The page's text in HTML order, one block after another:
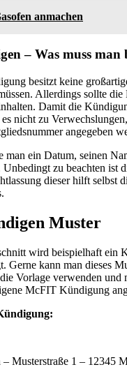
anmachen
– Was muss man
besitzt keine
Allerdings sollte
Damit die
nicht zu
angegeben
man ein Datum, seinen
Unbedingt zu beachten ist
dieser hilft selbst
Muster
wird beispielhaft ein
Gerne kann man dieses
Vorlage verwenden und
McFIT Kündigung
Musterstraße 1 – 12345